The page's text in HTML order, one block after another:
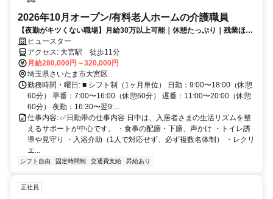
2026年10月オープン/有料老人ホームの介護職員
【夜勤がキツくない職場】月給30万以上可能｜休憩たっぷり｜残業ほぼ
なしヒュースター
アクセス: 大宮駅 徒歩11分
月給280,000円～320,000円
埼玉県さいたま市大宮区
勤務時間・曜日: ■ シフト制（1ヶ月単位） 日勤：9:00〜18:00（休憩
60分） 早番：7:00〜16:00（休憩60分） 遅番：11:00〜20:00（休憩
60分） 夜勤：16:30〜翌9:...
仕事内容: ✅日勤帯の仕事内容 日中は、入居者さまの生活リズムを整
えるサポートが中心です。 ・食事の配膳・下膳、声かけ ・トイレ誘
導や見守り ・入浴介助（1人で対応せず、必ず複数名体制） ・レクリ
エ...
シフト自由 固定時間制 交通費支給 昇給あり
正社員